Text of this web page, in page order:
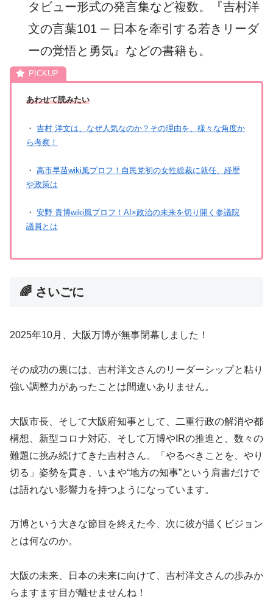
タビュー形式の発言集など複数。『吉村洋
文の言葉101 ─ 日本を牽引する若きリーダ
ーの覚悟と勇気』などの書籍も。
あわせて読みたい
・ 吉村 洋文は、なぜ人気なのか？その理由を、様々な角度か
ら考察！
・ 高市早苗wiki風プロフ！自民党初の女性総裁に就任、経歴
や政策は
・ 安野 貴博wiki風プロフ！AI×政治の未来を切り開く参議院
議員とは
🌈 さいごに
2025年10月、大阪万博が無事閉幕しました！
その成功の裏には、吉村洋文さんのリーダーシップと粘り
強い調整力があったことは間違いありません。
大阪市長、そして大阪府知事として、二重行政の解消や都
構想、新型コロナ対応、そして万博やIRの推進と、数々の
難題に挑み続けてきた吉村さん。「やるべきことを、やり
切る」姿勢を貫き、いまや“地方の知事”という肩書だけで
は語れない影響力を持つようになっています。
万博という大きな節目を終えた今、次に彼が描くビジョン
とは何なのか。
大阪の未来、日本の未来に向けて、吉村洋文さんの歩みか
らますます目が離せませんね！